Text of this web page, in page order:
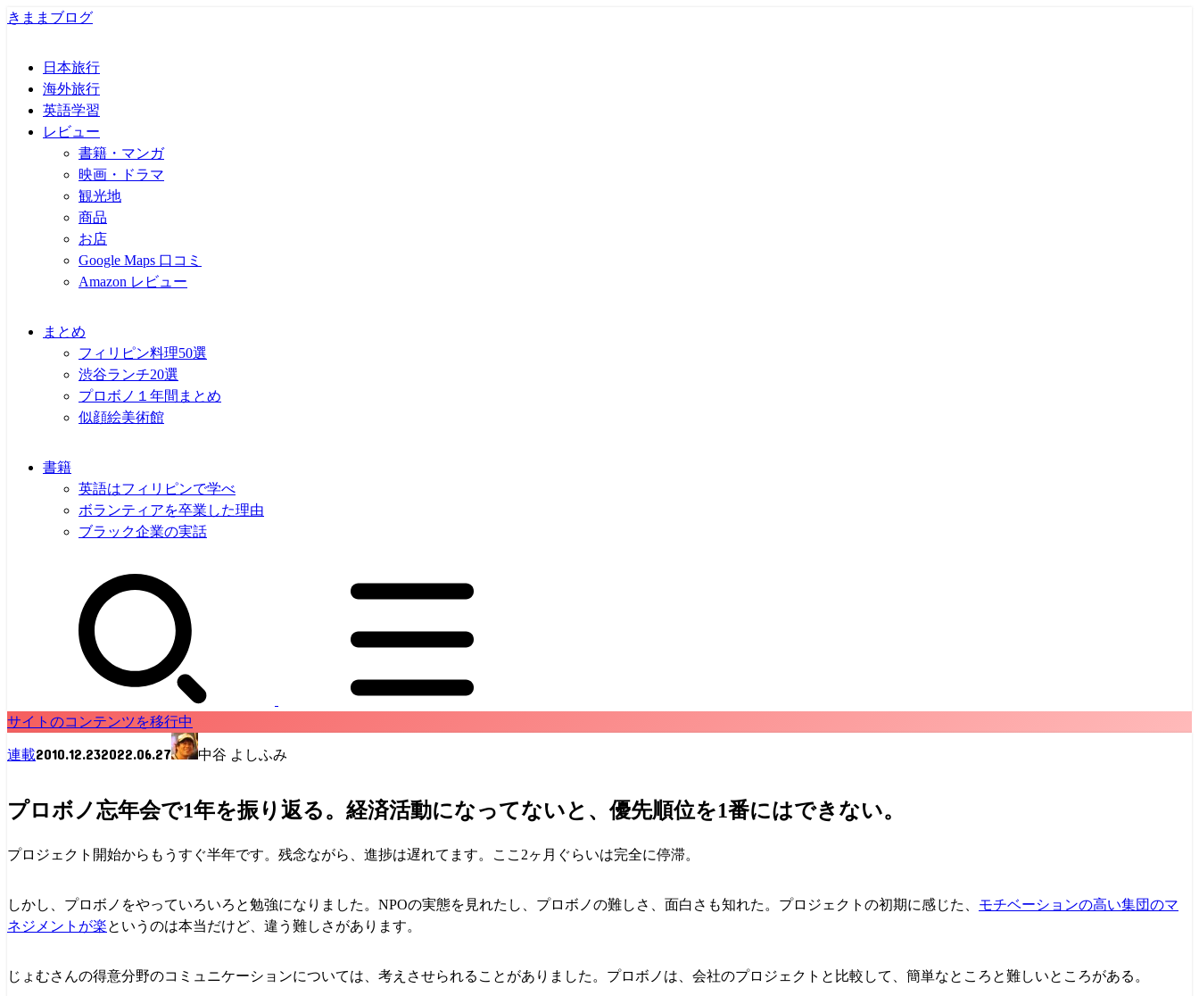
きままブログ
日本旅行
海外旅行
英語学習
レビュー
書籍・マンガ
映画・ドラマ
観光地
商品
お店
Google Maps 口コミ
Amazon レビュー
まとめ
フィリピン料理50選
渋谷ランチ20選
プロボノ１年間まとめ
似顔絵美術館
書籍
英語はフィリピンで学べ
ボランティアを卒業した理由
ブラック企業の実話
サイトのコンテンツを移行中
連載2010.12.232022.06.27 中谷 よしふみ
プロボノ忘年会で1年を振り返る。経済活動になってないと、優先順位を1番にはできない。
プロジェクト開始からもうすぐ半年です。残念ながら、進捗は遅れてます。ここ2ヶ月ぐらいは完全に停滞。
しかし、プロボノをやっていろいろと勉強になりました。NPOの実態を見れたし、プロボノの難しさ、面白さも知れた。プロジェクトの初期に感じた、 モチベーションの高い集団のマ
ネジメントが楽というのは本当だけど、違う難しさがあります。
じょむさんの得意分野のコミュニケーションについては、考えさせられることがありました。プロボノは、会社のプロジェクトと比較して、簡単なところと難しいところがある。